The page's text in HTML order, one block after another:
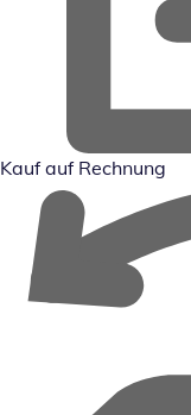
Kauf auf Rechnung